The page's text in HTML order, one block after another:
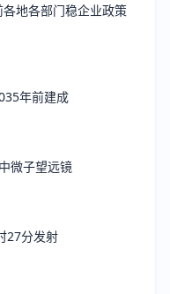
地各部门稳企业政策
年前建成
微子望远镜
27分发射